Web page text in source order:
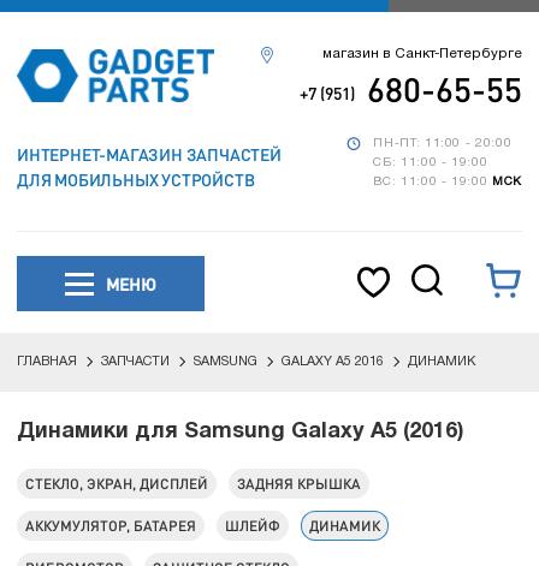
ИНТЕРНЕТ-МАГАЗИН ЗАПЧАСТЕЙ
ДЛЯ МОБИЛЬНЫХ УСТРОЙСТВ
ПН-ПТ: 11:00 - 20:00
СБ: 11:00 - 19:00
ВС: 11:00 - 19:00
МСК
магазин в Санкт-Петербурге
+7 (951) 680-65-55
МЕНЮ
ГЛАВНАЯ ЗАПЧАСТИ SAMSUNG GALAXY A5 2016 ДИНАМИК
Динамики для Samsung Galaxy A5 (2016)
СТЕКЛО, ЭКРАН, ДИСПЛЕЙ ЗАДНЯЯ КРЫШКА
АККУМУЛЯТОР, БАТАРЕЯ ШЛЕЙФ ДИНАМИК